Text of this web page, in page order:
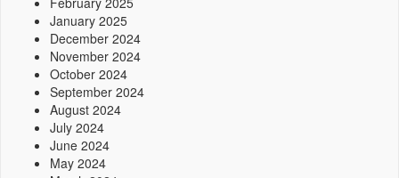
January 2025
December 2024
November 2024
October 2024
September 2024
August 2024
July 2024
June 2024
May 2024